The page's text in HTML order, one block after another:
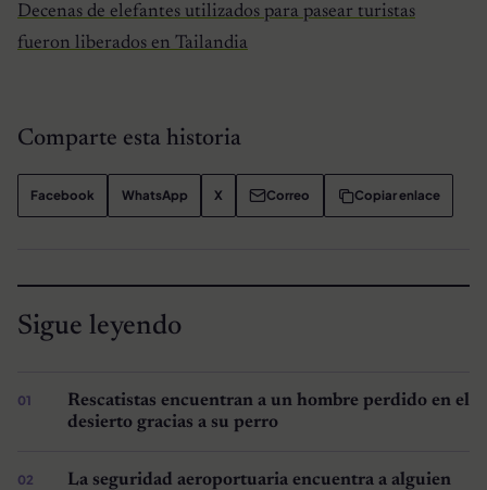
Decenas de elefantes utilizados para pasear turistas
fueron liberados en Tailandia
Comparte esta historia
Facebook WhatsApp X Correo Copiar enlace
Sigue leyendo
Rescatistas encuentran a un hombre perdido en el
desierto gracias a su perro
La seguridad aeroportuaria encuentra a alguien